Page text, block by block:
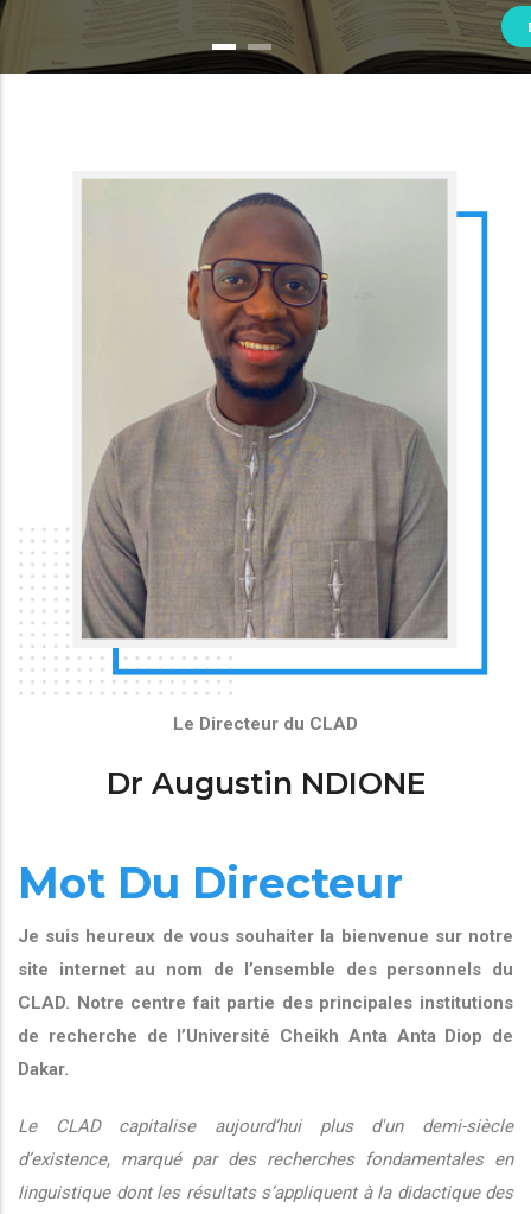
Le Directeur du CLAD
Dr Augustin NDIONE
Mot Du Directeur
Je suis heureux de vous souhaiter la bienvenue sur notre
site internet au nom de l’ensemble des personnels du
CLAD. Notre centre fait partie des principales institutions
de recherche de l’Université Cheikh Anta Anta Diop de
Dakar.
Le CLAD capitalise aujourd’hui plus d'un demi-siècle
d’existence, marqué par des recherches fondamentales en
linguistique dont les résultats s’appliquent à la didactique des